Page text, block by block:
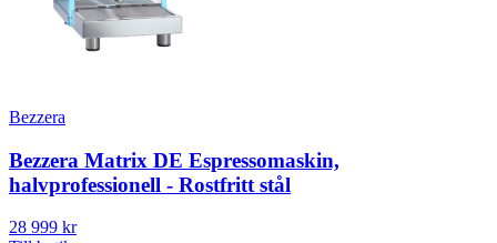
Bezzera
Bezzera Matrix DE Espressomaskin,
halvprofessionell - Rostfritt stål
28 999 kr